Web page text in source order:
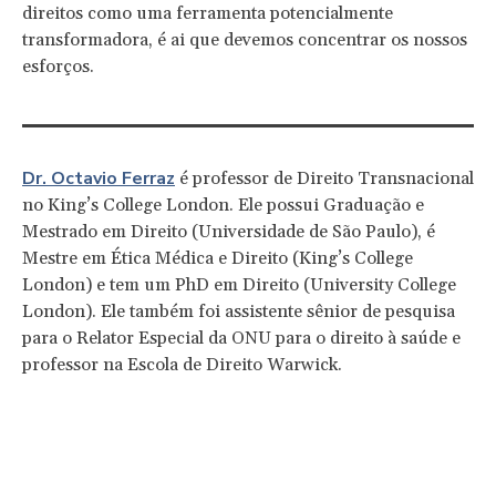
direitos como uma ferramenta potencialmente
transformadora, é ai que devemos concentrar os nossos
esforços.
Dr. Octavio Ferraz é professor de Direito Transnacional
no King’s College London. Ele possui Graduação e
Mestrado em Direito (Universidade de São Paulo), é
Mestre em Ética Médica e Direito (King’s College
London) e tem um PhD em Direito (University College
London). Ele também foi assistente sênior de pesquisa
para o Relator Especial da ONU para o direito à saúde e
professor na Escola de Direito Warwick.